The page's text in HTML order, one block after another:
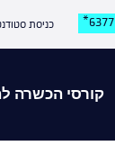
6377* כניסת
קורסי הכשרה